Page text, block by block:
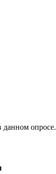
данном опросе.